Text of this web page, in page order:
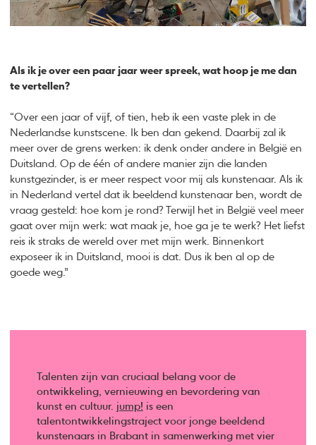
Als ik je over een paar jaar weer spreek, wat hoop je me dan
te vertellen?
“Over een jaar of vijf, of tien, heb ik een vaste plek in de
Nederlandse kunstscene. Ik ben dan gekend. Daarbij zal ik
meer over de grens werken: ik denk onder andere in België en
Duitsland. Op de één of andere manier zijn die landen
kunstgezinder, is er meer respect voor mij als kunstenaar. Als ik
in Nederland vertel dat ik beeldend kunstenaar ben, wordt de
vraag gesteld: hoe kom je rond? Terwijl het in België veel meer
gaat over mijn werk: wat maak je, hoe ga je te werk? Het liefst
reis ik straks de wereld over met mijn werk. Binnenkort
exposeer ik in Duitsland, mooi is dat. Dus ik ben al op de
goede weg.”
Talenten zijn van cruciaal belang voor de
ontwikkeling, vernieuwing en bevordering van
kunst en cultuur. jump! is een
talentontwikkelingstraject voor jonge beeldend
kunstenaars in Brabant in samenwerking met vier